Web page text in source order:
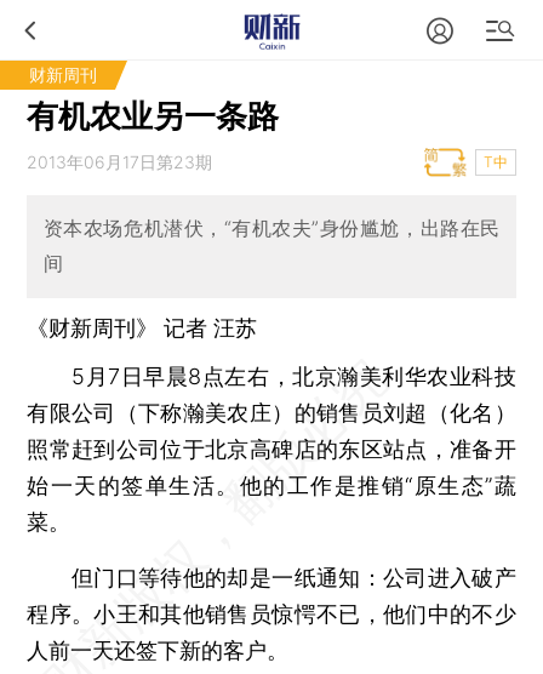
财新周刊
有机农业另一条路
2013年06月17日第23期 T中
资本农场危机潜伏，“有机农夫”身份尴尬，出路在民
间
《财新周刊》 记者 汪苏
5月7日早晨8点左右，北京瀚美利华农业科技
有限公司（下称瀚美农庄）的销售员刘超（化名）
照常赶到公司位于北京高碑店的东区站点，准备开
始一天的签单生活。他的工作是推销“原生态”蔬
菜。
但门口等待他的却是一纸通知：公司进入破产
程序。小王和其他销售员惊愕不已，他们中的不少
人前一天还签下新的客户。